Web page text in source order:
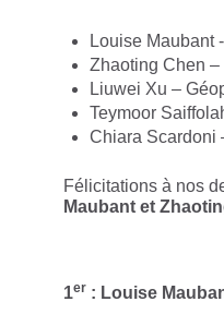
Louise Maubant
Zhaoting
Liuwei Xu –
Teymoor
Chiara Scardoni
Félicitations à nos
Maubant et
1er : Louise